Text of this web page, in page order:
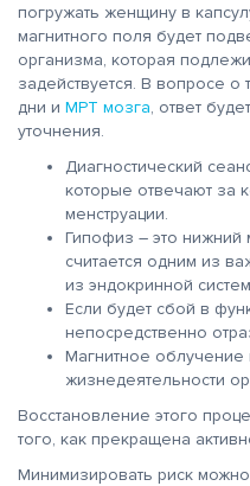
погружать женщину в
магнитного поля будет
организма, которая
задействуется. В вопросе о
дни и МРТ мозга, ответ
уточнения.
Диагностический
которые отвечают за
менструации.
Гипофиз – это нижний
считается одним из
из эндокринной
Если будет сбой в
непосредственно
Магнитное облучение
жизнедеятельности
Восстановление этого
того, как прекращена
Минимизировать риск